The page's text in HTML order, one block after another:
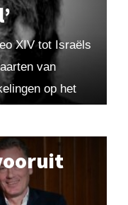
XIV tot Israëls
van
op het